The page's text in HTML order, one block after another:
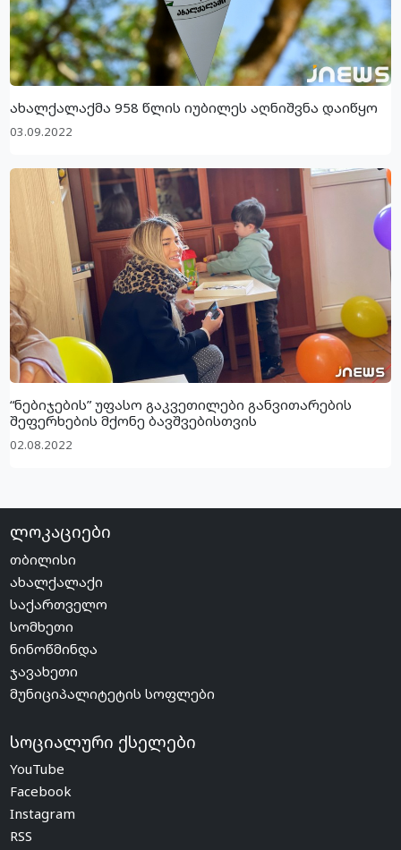
ახალქალაქმა 958 წლის იუბილეს აღნიშვნა დაიწყო
03.09.2022
“ნებიჯების” უფასო გაკვეთილები განვითარების
შეფერხების მქონე ბავშვებისთვის
02.08.2022
ლოკაციები
თბილისი
ახალქალაქი
საქართველო
სომხეთი
ნინოწმინდა
ჯავახეთი
მუნიციპალიტეტის სოფლები
სოციალური ქსელები
YouTube
Facebook
Instagram
RSS